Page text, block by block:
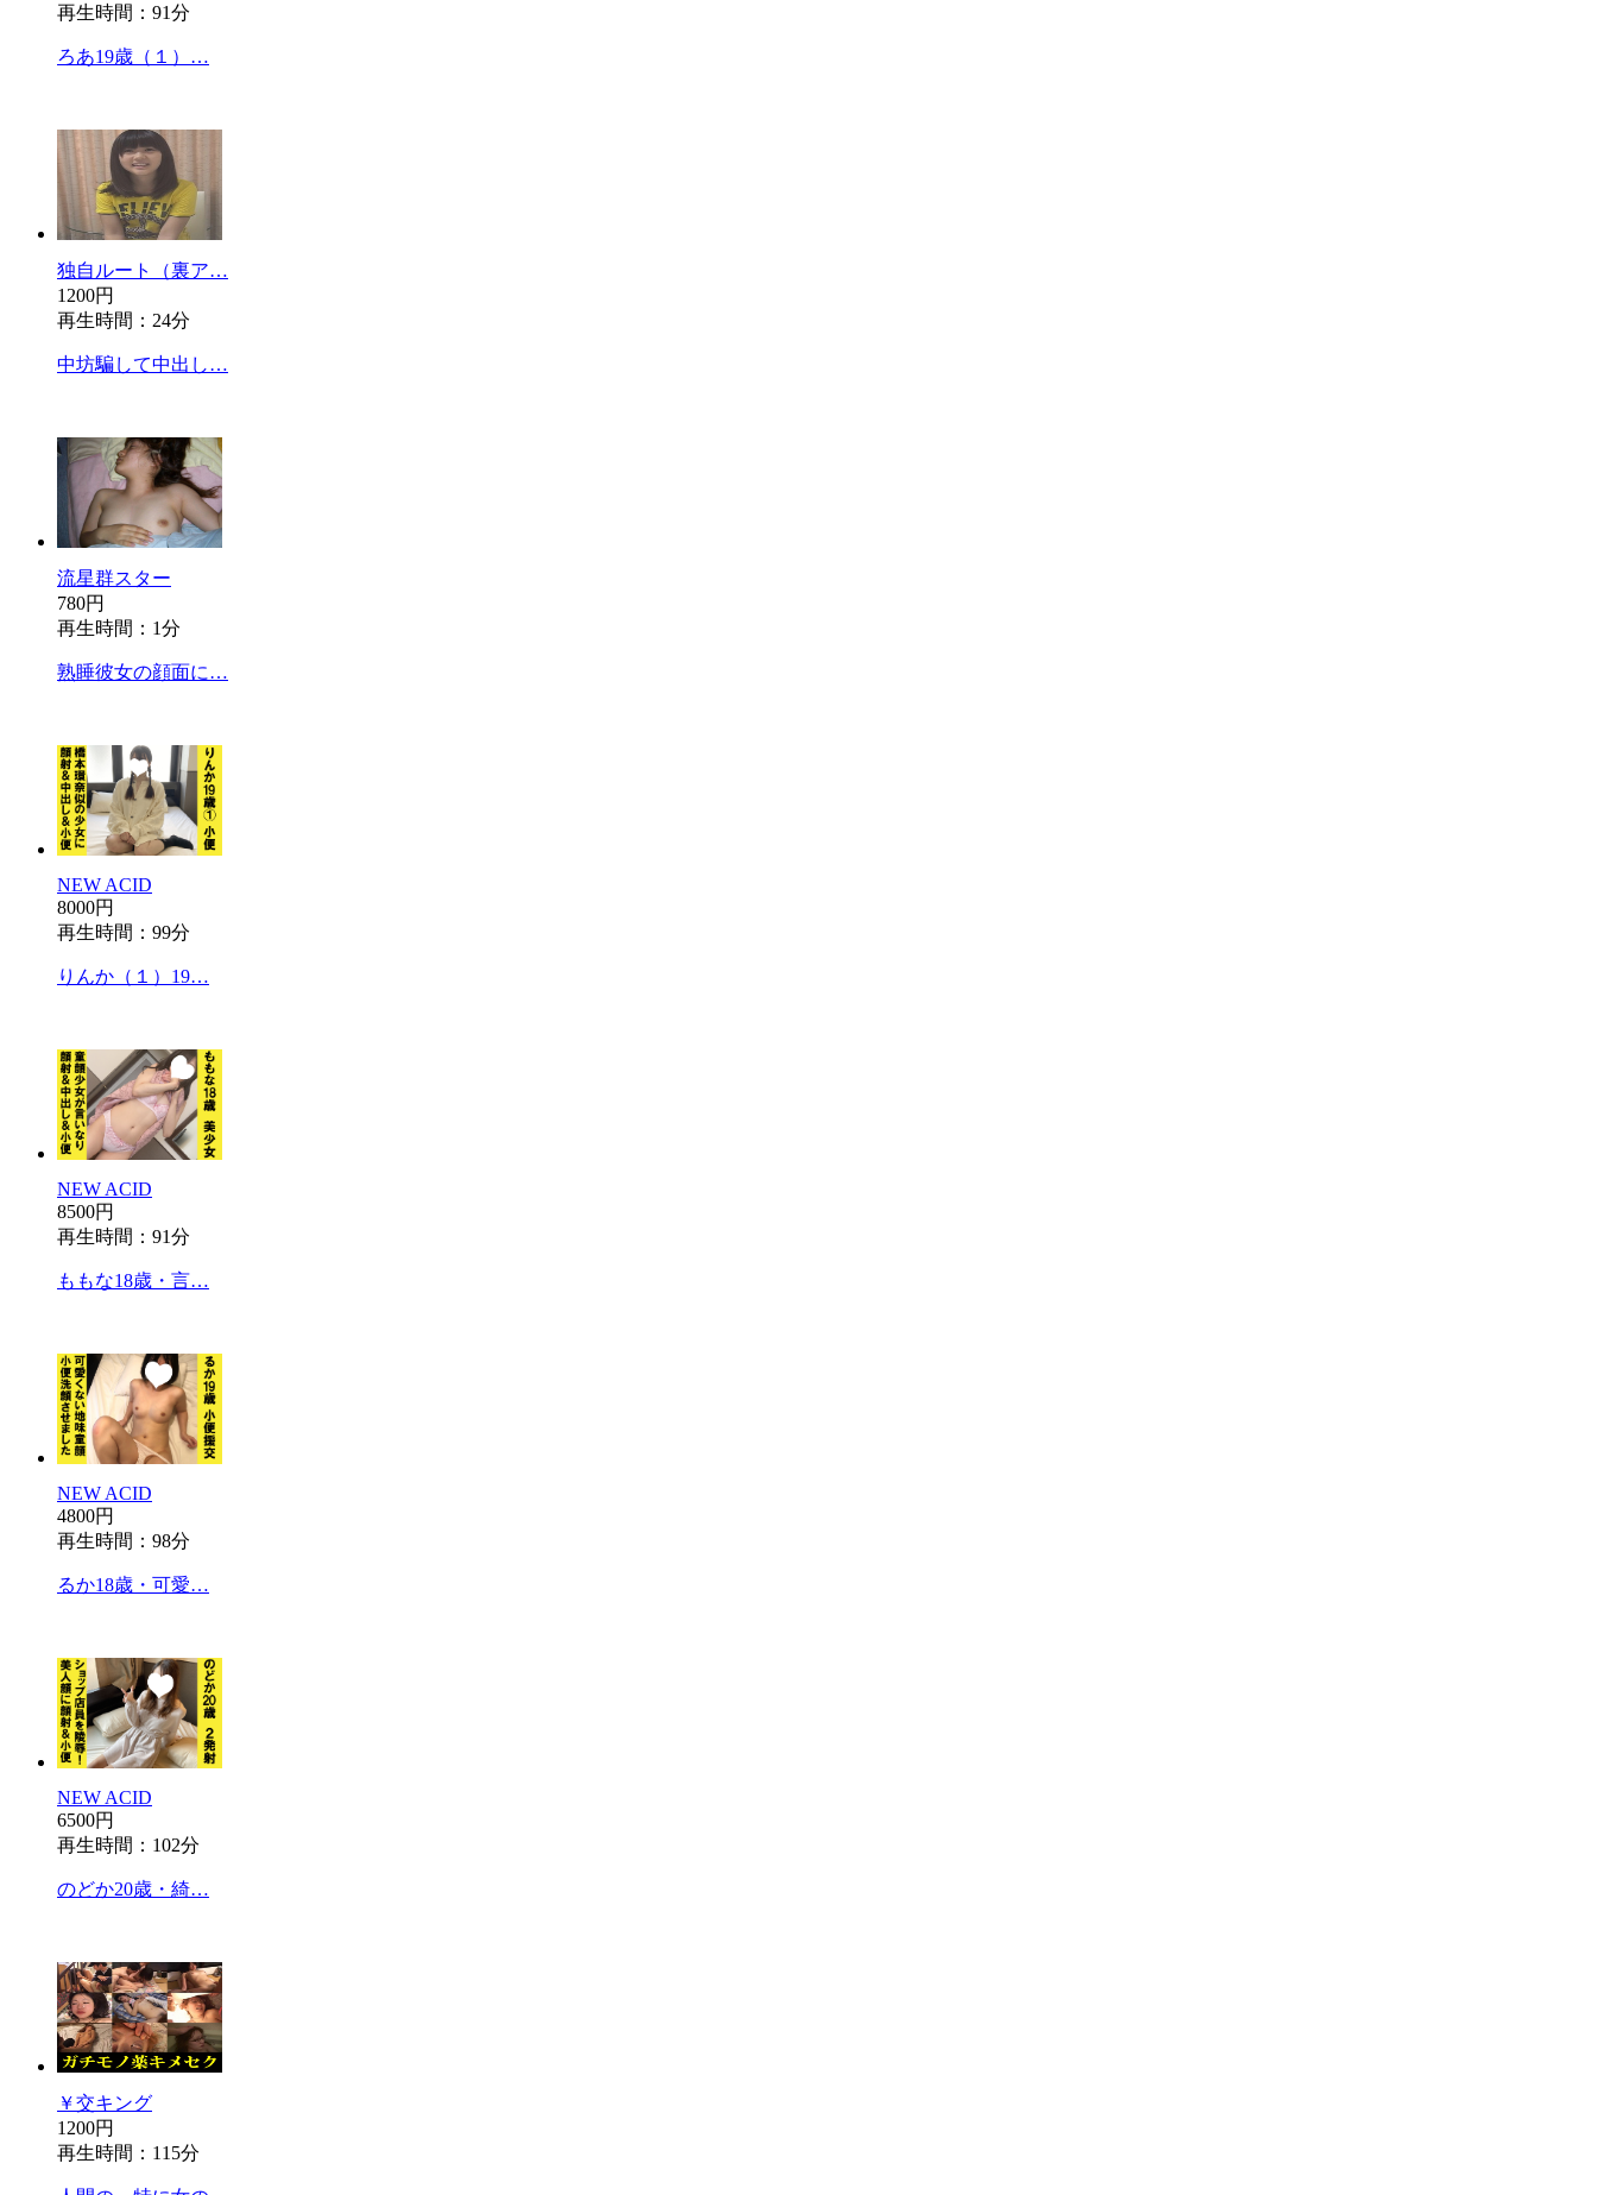
再生時間：91分
ろあ19歳（１）…
独自ルート（裏ア…
1200円
再生時間：24分
中坊騙して中出し…
流星群スター
780円
再生時間：1分
熟睡彼女の顔面に…
NEW ACID
8000円
再生時間：99分
りんか（１）19…
NEW ACID
8500円
再生時間：91分
ももな18歳・言…
NEW ACID
4800円
再生時間：98分
るか18歳・可愛…
NEW ACID
6500円
再生時間：102分
のどか20歳・綺…
￥交キング
1200円
再生時間：115分